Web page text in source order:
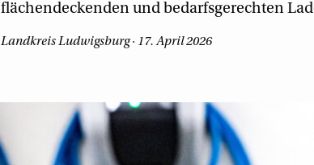
flächendeckenden und bedarfsgerechten
Landkreis Ludwigsburg · 17. April 2026